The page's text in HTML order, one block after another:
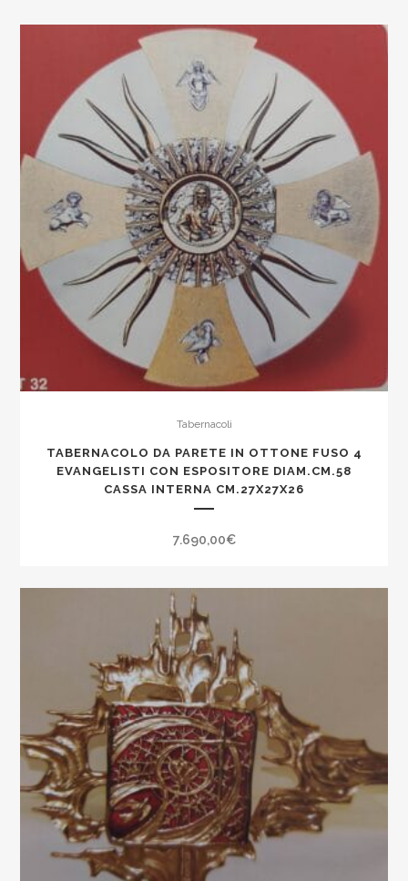
da
muro
dim
cassa
22x22
quantity
Tabernacoli
TABERNACOLO DA PARETE IN OTTONE FUSO 4
EVANGELISTI CON ESPOSITORE DIAM.CM.58
CASSA INTERNA CM.27X27X26
7.690,00€